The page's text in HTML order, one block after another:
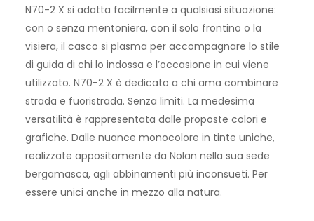
N70-2 X si adatta facilmente a qualsiasi situazione:
con o senza mentoniera, con il solo frontino o la
visiera, il casco si plasma per accompagnare lo stile
di guida di chi lo indossa e l’occasione in cui viene
utilizzato. N70-2 X è dedicato a chi ama combinare
strada e fuoristrada. Senza limiti. La medesima
versatilità è rappresentata dalle proposte colori e
grafiche. Dalle nuance monocolore in tinte uniche,
realizzate appositamente da Nolan nella sua sede
bergamasca, agli abbinamenti più inconsueti. Per
essere unici anche in mezzo alla natura.